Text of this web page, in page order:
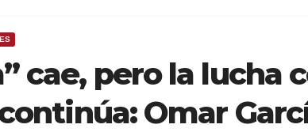
cae, pero la lucha
Omar